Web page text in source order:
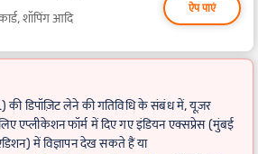
शॉपिंग आदि
ऐप पाएं
की डिपॉज़िट लेने की गतिविधि के संबंध में, यूज़र
एप्लीकेशन फॉर्म में दिए गए इंडियन एक्सप्रेस (मुंबई
में विज्ञापन देख सकते हैं या